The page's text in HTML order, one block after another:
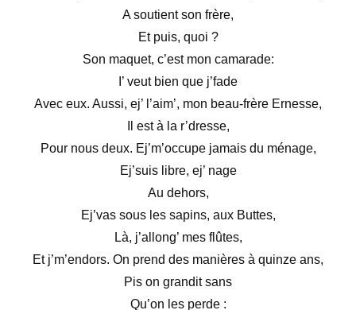
A soutient son frère,
Et puis, quoi ?
Son maquet, c’est mon camarade:
I’ veut bien que j’fade
Avec eux. Aussi, ej’ l’aim’, mon beau-frère Ernesse,
Il est à la r’dresse,
Pour nous deux. Ej’m’occupe jamais du ménage,
Ej’suis libre, ej’ nage
Au dehors,
Ej’vas sous les sapins, aux Buttes,
Là, j’allong’ mes flûtes,
Et j’m’endors. On prend des manières à quinze ans,
Pis on grandit sans
Qu’on les perde :